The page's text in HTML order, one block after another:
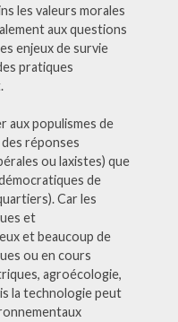
les valeurs morales
aux questions
enjeux de survie
pratiques
aux populismes de
réponses
ou laxistes) que
de
Car les
et
et beaucoup de
ou en cours
agroécologie,
la technologie peut